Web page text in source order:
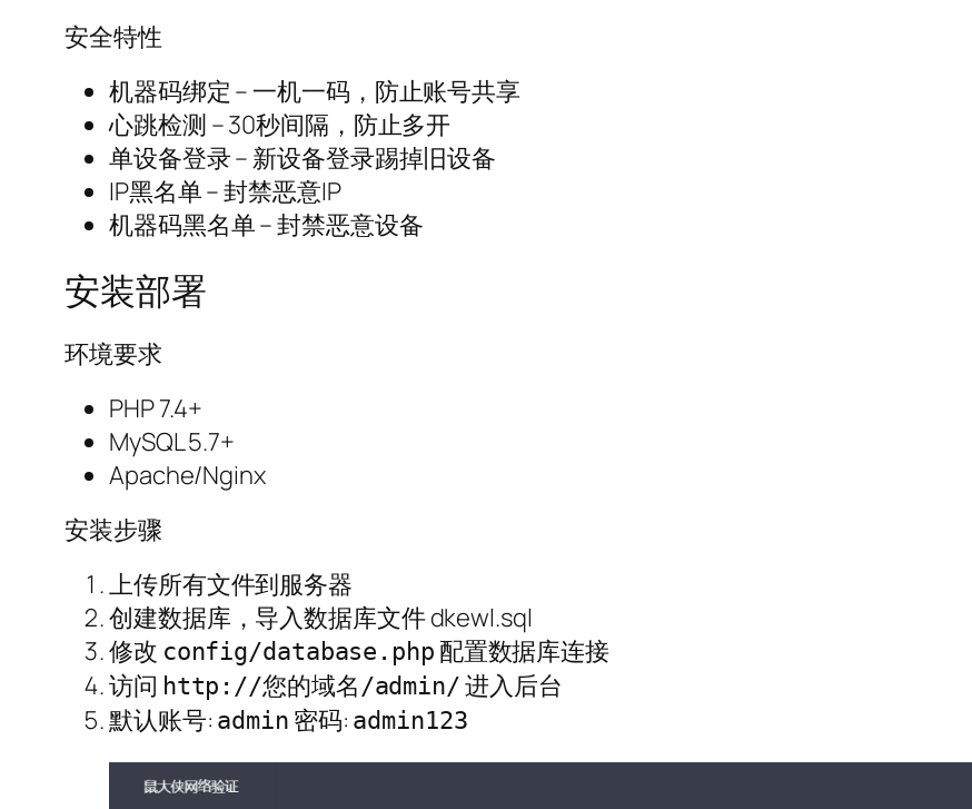
安全特性
机器码绑定 – 一机一码，防止账号共享
心跳检测 – 30秒间隔，防止多开
单设备登录 – 新设备登录踢掉旧设备
IP黑名单 – 封禁恶意IP
机器码黑名单 – 封禁恶意设备
安装部署
环境要求
PHP 7.4+
MySQL 5.7+
Apache/Nginx
安装步骤
上传所有文件到服务器
创建数据库，导入数据库文件 dkewl.sql
修改 config/database.php 配置数据库连接
访问 http://您的域名/admin/ 进入后台
默认账号: admin 密码: admin123